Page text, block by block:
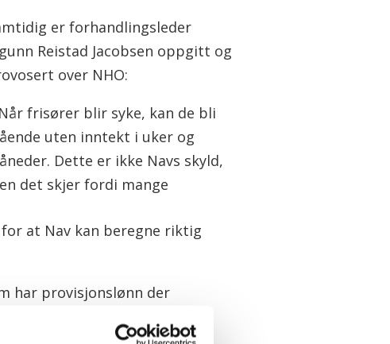
er forhandlingsleder
Reistad Jacobsen oppgitt og
over NHO:
frisører blir syke, kan de bli
uten inntekt i uker og
Dette er ikke Navs skyld,
det skjer fordi mange
at Nav kan beregne riktig
har provisjonslønn der